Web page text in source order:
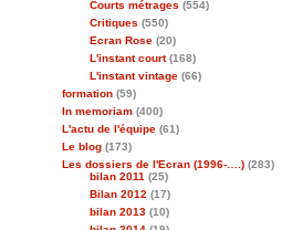
Courts métrages (554)
Critiques (550)
Ecran Rose (20)
L'instant court(168)
L'instant vintage (66)
formation (59)
In memoriam (400)
L'actu de l'équipe (61)
Le blog (173)
Les dossiers de l'Ecran (1996-….) (283)
bilan 2011 (25)
Bilan 2012 (17)
bilan 2013 (10)